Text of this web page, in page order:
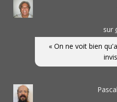
sur
« On ne voit bien